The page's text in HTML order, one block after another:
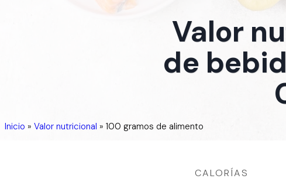
Valor
de
Inicio » Valor nutricional » 100 gramos de alimento
CALORÍAS